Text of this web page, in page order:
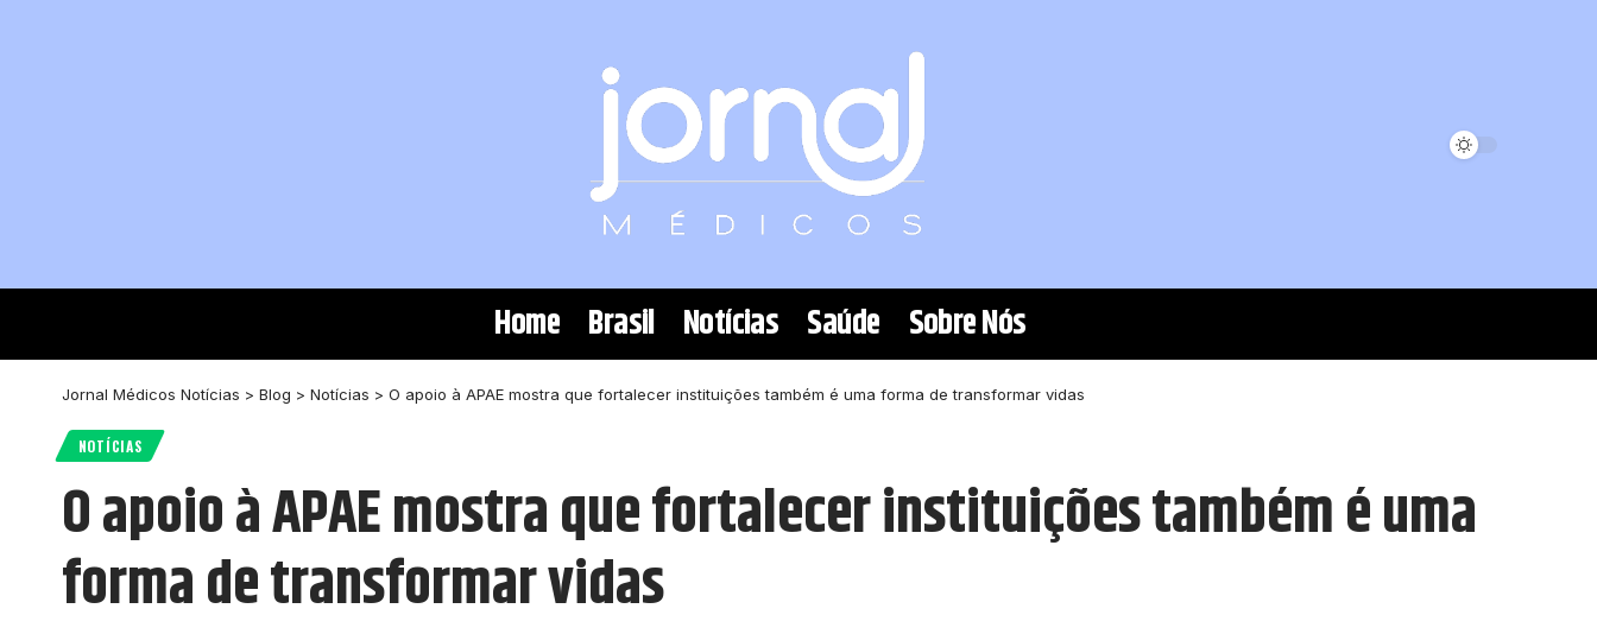
Home Brasil Notícias Saúde Sobre Nós
Jornal Médicos Notícias > Blog > Notícias > O apoio à APAE mostra que fortalecer instituições também é uma forma de transformar vidas
NOTÍCIAS
O apoio à APAE mostra que fortalecer instituições também é uma
forma de transformar vidas